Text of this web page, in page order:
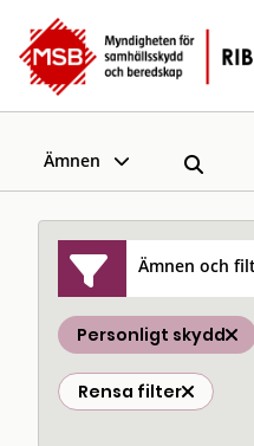
Ämnen
Ämnen och
Personligt skydd
Rensa filter